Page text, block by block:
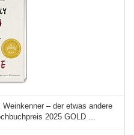
– der etwas andere
2025 GOLD ...